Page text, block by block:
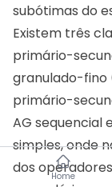
Home
subótimas do
Existem três
primário-
granulado-fino
primário-
AG sequencial
simples, onde
dos